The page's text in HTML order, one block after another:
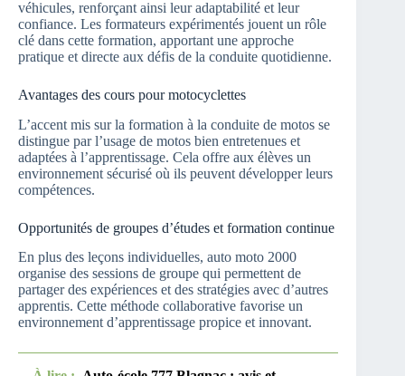
véhicules, renforçant ainsi leur adaptabilité et leur
confiance. Les formateurs expérimentés jouent un rôle
clé dans cette formation, apportant une approche
pratique et directe aux défis de la conduite quotidienne.
Avantages des cours pour motocyclettes
L’accent mis sur la formation à la conduite de motos se
distingue par l’usage de motos bien entretenues et
adaptées à l’apprentissage. Cela offre aux élèves un
environnement sécurisé où ils peuvent développer leurs
compétences.
Opportunités de groupes d’études et formation continue
En plus des leçons individuelles, auto moto 2000
organise des sessions de groupe qui permettent de
partager des expériences et des stratégies avec d’autres
apprentis. Cette méthode collaborative favorise un
environnement d’apprentissage propice et innovant.